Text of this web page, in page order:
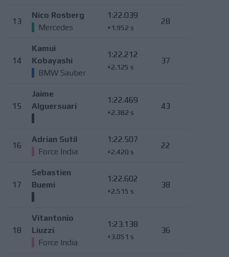
13
Nico Rosberg
Mercedes
1:22.039
+1.952 s
28
14
Kamui
Kobayashi
BMW Sauber
1:22.212
+2.125 s
37
15
Jaime
Alguersuari
1:22.469
+2.382 s
43
16
Adrian Sutil
Force India
1:22.507
+2.420 s
22
17
Sebastien
Buemi
1:22.602
+2.515 s
38
18
Vitantonio
Liuzzi
Force India
1:23.138
+3.051 s
36